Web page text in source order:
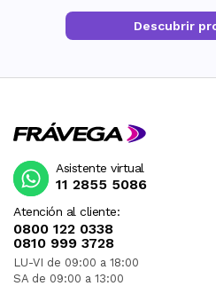
Descubrir
Atención al cliente:
0800 122 0338
0810 999 3728
LU-VI de 09:00 a 18:00
SA de 09:00 a 13:00
Asistente virtual
11 2855 5086